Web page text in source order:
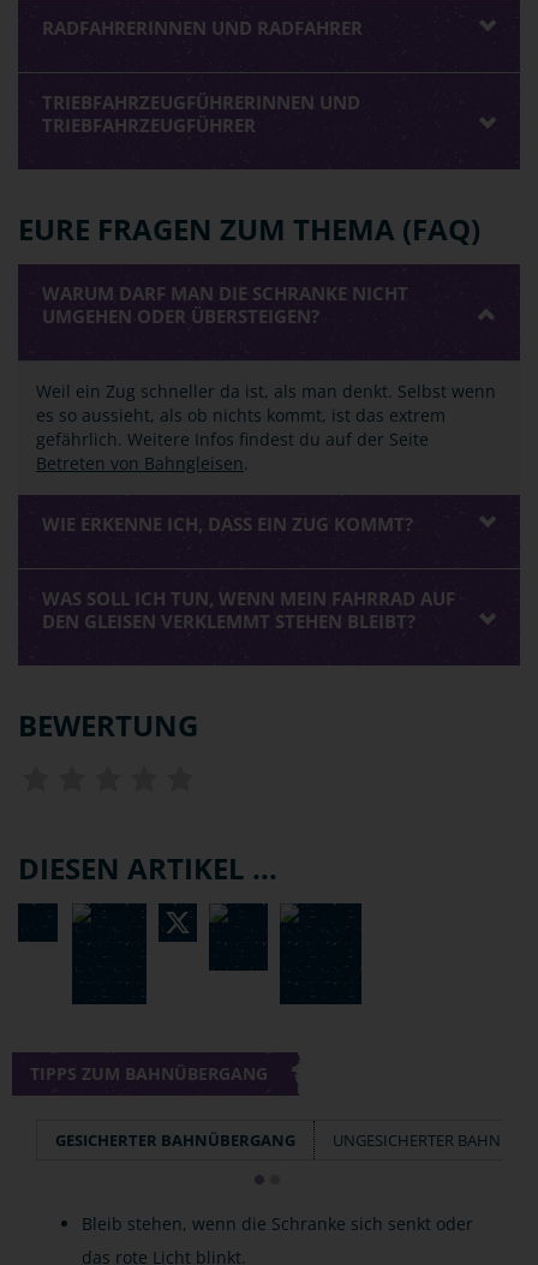
RADFAHRERINNEN UND RADFAHRER
TRIEBFAHRZEUGFÜHRERINNEN UND
TRIEBFAHRZEUGFÜHRER
EURE FRAGEN ZUM THEMA (FAQ)
WARUM DARF MAN DIE SCHRANKE NICHT
UMGEHEN ODER ÜBERSTEIGEN?
Weil ein Zug schneller da ist, als man denkt. Selbst wenn
es so aussieht, als ob nichts kommt, ist das extrem
gefährlich. Weitere Infos findest du auf der Seite
Betreten von Bahngleisen.
WIE ERKENNE ICH, DASS EIN ZUG KOMMT?
WAS SOLL ICH TUN, WENN MEIN FAHRRAD AUF
DEN GLEISEN VERKLEMMT STEHEN BLEIBT?
BEWERTUNG
DIESEN ARTIKEL ...
TIPPS ZUM BAHNÜBERGANG
GESICHERTER BAHNÜBERGANG UNGESICHERTER
Bleib stehen, wenn die Schranke sich senkt oder
das rote Licht blinkt.